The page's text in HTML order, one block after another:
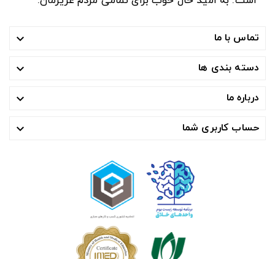
تماس با ما 
دسته بندی ها 
درباره ما 
حساب کاربری شما 